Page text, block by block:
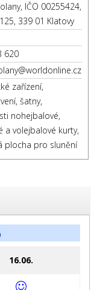
IČO 00255424,
339 01 Klatovy
620
zařízení,
šatny,
nohejbalové,
a volejbalové kurty,
plocha pro slunění
16.06.